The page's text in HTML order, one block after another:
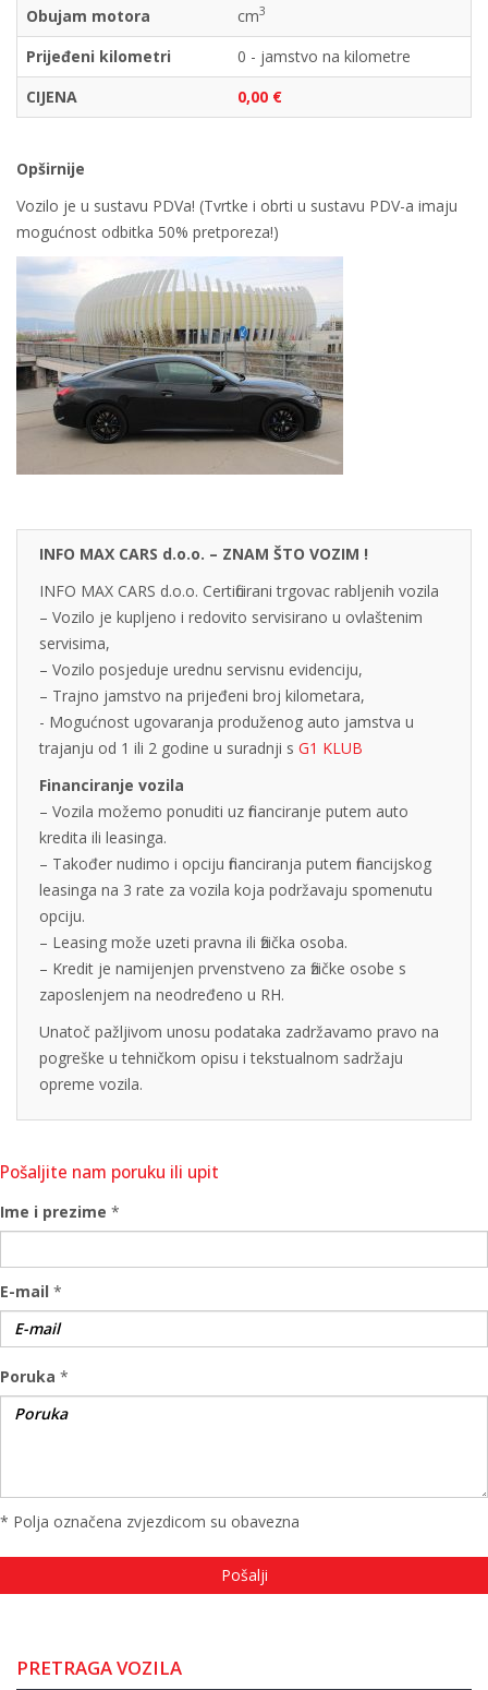
Obujam motora
cm3
Prijeđeni kilometri
0 - jamstvo na kilometre
CIJENA
0,00 €
Opširnije
Vozilo je u sustavu PDVa! (Tvrtke i obrti u sustavu PDV-a imaju
mogućnost odbitka 50% pretporeza!)
INFO MAX CARS d.o.o. – ZNAM ŠTO VOZIM !
INFO MAX CARS d.o.o. Certificirani trgovac rabljenih vozila
– Vozilo je kupljeno i redovito servisirano u ovlaštenim
servisima,
– Vozilo posjeduje urednu servisnu evidenciju,
– Trajno jamstvo na prijeđeni broj kilometara,
- Mogućnost ugovaranja produženog auto jamstva u
trajanju od 1 ili 2 godine u suradnji s G1 KLUB
Financiranje vozila
– Vozila možemo ponuditi uz financiranje putem auto
kredita ili leasinga.
– Također nudimo i opciju financiranja putem financijskog
leasinga na 3 rate za vozila koja podržavaju spomenutu
opciju.
– Leasing može uzeti pravna ili fizička osoba.
– Kredit je namijenjen prvenstveno za fizičke osobe s
zaposlenjem na neodređeno u RH.
Unatoč pažljivom unosu podataka zadržavamo pravo na
pogreške u tehničkom opisu i tekstualnom sadržaju
opreme vozila.
Pošaljite nam poruku ili upit
Ime i prezime *
E-mail *
Poruka *
* Polja označena zvjezdicom su obavezna
PRETRAGA VOZILA